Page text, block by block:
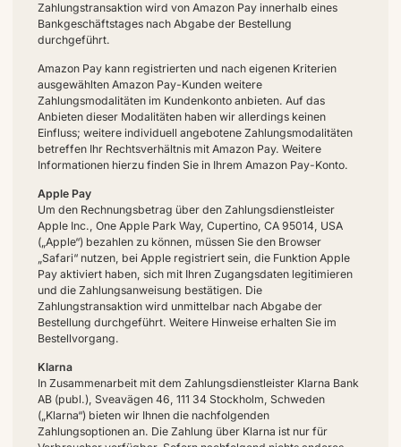
Zahlungstransaktion wird von Amazon Pay innerhalb eines
Bankgeschäftstages nach Abgabe der Bestellung
durchgeführt.
Amazon Pay kann registrierten und nach eigenen Kriterien
ausgewählten Amazon Pay-Kunden weitere
Zahlungsmodalitäten im Kundenkonto anbieten. Auf das
Anbieten dieser Modalitäten haben wir allerdings keinen
Einfluss; weitere individuell angebotene Zahlungsmodalitäten
betreffen Ihr Rechtsverhältnis mit Amazon Pay. Weitere
Informationen hierzu finden Sie in Ihrem Amazon Pay-Konto.
Apple Pay
Um den Rechnungsbetrag über den Zahlungsdienstleister
Apple Inc., One Apple Park Way, Cupertino, CA 95014, USA
(„Apple“) bezahlen zu können, müssen Sie den Browser
„Safari“ nutzen, bei Apple registriert sein, die Funktion Apple
Pay aktiviert haben, sich mit Ihren Zugangsdaten legitimieren
und die Zahlungsanweisung bestätigen. Die
Zahlungstransaktion wird unmittelbar nach Abgabe der
Bestellung durchgeführt. Weitere Hinweise erhalten Sie im
Bestellvorgang.
Klarna
In Zusammenarbeit mit dem Zahlungsdienstleister Klarna Bank
AB (publ.), Sveavägen 46, 111 34 Stockholm, Schweden
(„Klarna“) bieten wir Ihnen die nachfolgenden
Zahlungsoptionen an. Die Zahlung über Klarna ist nur für